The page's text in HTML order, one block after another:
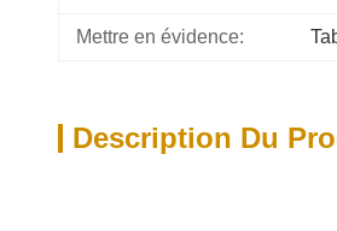
Mettre en évidence:
Description Du